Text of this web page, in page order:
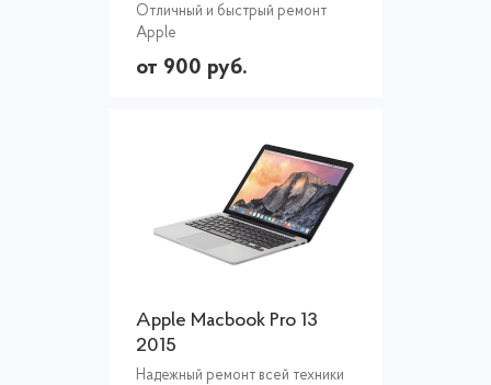
Отличный и быстрый ремонт
Apple
от 900 руб.
Apple Macbook Pro 13
2015
Надежный ремонт всей техники